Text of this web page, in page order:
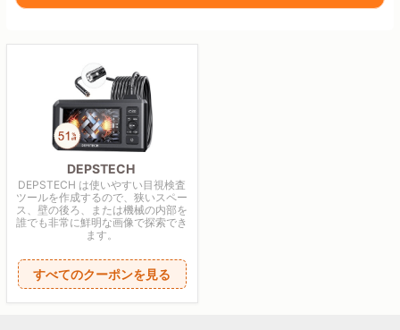
DEPSTECH
DEPSTECH は使いやすい目視検査
ツールを作成するので、狭いスペー
ス、壁の後ろ、または機械の内部を
誰でも非常に鮮明な画像で探索でき
ます。
すべてのクーポンを見る